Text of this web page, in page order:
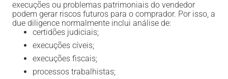
execuções ou problemas patrimoniais do vendedor
podem gerar riscos futuros para o comprador. Por isso, a
due diligence normalmente inclui análise de:
certidões judiciais;
execuções cíveis;
execuções fiscais;
processos trabalhistas;